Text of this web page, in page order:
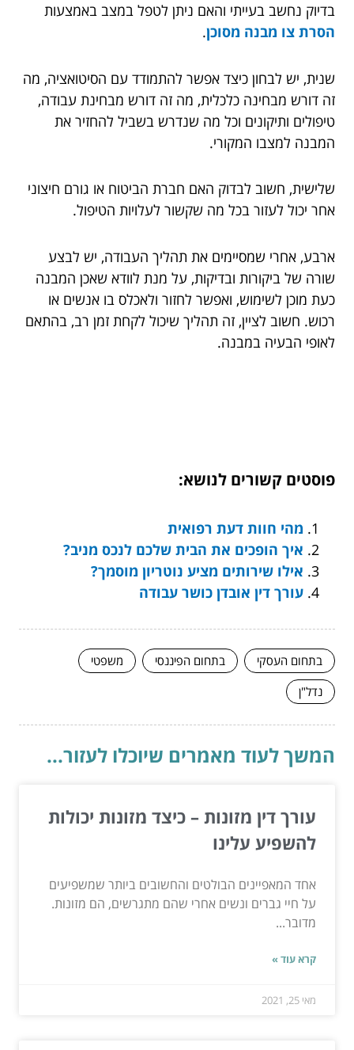
בדיוק נחשב בעייתי והאם ניתן לטפל במצב באמצעות
הסרת צו מבנה מסוכן.
שנית, יש לבחון כיצד אפשר להתמודד עם הסיטואציה, מה
זה דורש מבחינה כלכלית, מה זה דורש מבחינת עבודה,
טיפולים ותיקונים וכל מה שנדרש בשביל להחזיר את
המבנה למצבו המקורי.
שלישית, חשוב לבדוק האם חברת הביטוח או גורם חיצוני
אחר יכול לעזור בכל מה שקשור לעלויות הטיפול.
ארבע, אחרי שמסיימים את תהליך העבודה, יש לבצע
שורה של ביקורות ובדיקות, על מנת לוודא שאכן המבנה
כעת מוכן לשימוש, ואפשר לחזור ולאכלס בו אנשים או
רכוש. חשוב לציין, זה תהליך שיכול לקחת זמן רב, בהתאם
לאופי הבעיה במבנה.
פוסטים קשורים לנושא:
מהי חוות דעת רפואית
איך הופכים את הבית שלכם לנכס מניב?
אילו שירותים מציע נוטריון מוסמך?
עורך דין אובדן כושר עבודה
בתחום העסקי בתחום הפיננסי
משפטי
נדל"ן
המשך לעוד מאמרים שיוכלו לעזור...
עורך דין מזונות – כיצד מזונות יכולות
להשפיע עלינו
אחד המאפיינים הבולטים והחשובים ביותר שמשפיעים
על חיי גברים ונשים אחרי שהם מתגרשים, הם מזונות.
מדובר...
קרא עוד »
מאי 25, 2021